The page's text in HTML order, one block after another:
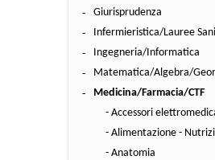
Giurisprudenza
Infermieristica/Lauree
Ingegneria/Informatica
Matematica/Algebra/
Medicina/Farmacia/CTF
- Accessori
- Alimentazione -
- Anatomia